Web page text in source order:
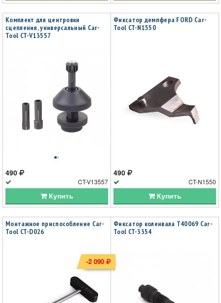
Комплект для центровки
сцепления, универсальный Car-
Tool CT-V13557
490
CT-V13557
Купить
Фиксатор демпфера FORD Car-
Tool CT-N1550
490
CT-N1550
Купить
Монтажное приспособление Car-
Tool CT-D026
-2 090
Фиксатор коленвала T40069 Car-
Tool CT-3354